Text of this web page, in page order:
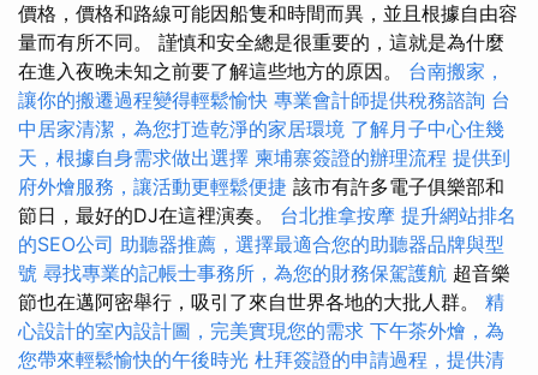
價格，價格和路線可能因船隻和時間而異，並且根據自由容
量而有所不同。 謹慎和安全總是很重要的，這就是為什麼
在進入夜晚未知之前要了解這些地方的原因。 台南搬家，
讓你的搬遷過程變得輕鬆愉快 專業會計師提供稅務諮詢 台
中居家清潔，為您打造乾淨的家居環境 了解月子中心住幾
天，根據自身需求做出選擇 柬埔寨簽證的辦理流程 提供到
府外燴服務，讓活動更輕鬆便捷 該市有許多電子俱樂部和
節日，最好的DJ在這裡演奏。 台北推拿按摩 提升網站排名
的SEO公司 助聽器推薦，選擇最適合您的助聽器品牌與型
號 尋找專業的記帳士事務所，為您的財務保駕護航 超音樂
節也在邁阿密舉行，吸引了來自世界各地的大批人群。 精
心設計的室內設計圖，完美實現您的需求 下午茶外燴，為
您帶來輕鬆愉快的午後時光 杜拜簽證的申請過程，提供清